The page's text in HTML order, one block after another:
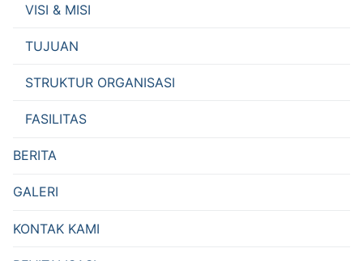
VISI & MISI
TUJUAN
STRUKTUR ORGANISASI
FASILITAS
BERITA
GALERI
KONTAK KAMI